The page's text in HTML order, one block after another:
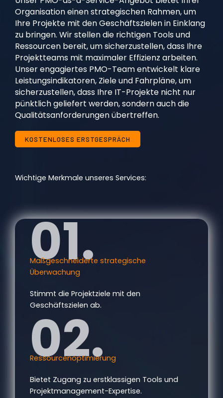
Organisation einen strategischen Rahmen, um
Ihre Projekte mit den Geschäftszielen in Einklang
zu bringen. Wir stellen die richtigen Tools und
Ressourcen bereit, um sicherzustellen, dass Ihre
Projektteams mit maximaler Effizienz arbeiten.
Unser engagiertes PMO-Team entwickelt klare
Leistungsindikatoren, Ziele und Fahrpläne, um
sicherzustellen, dass Ihre IT-Projekte nicht nur
pünktlich geliefert werden, sondern auch die
Qualitätsanforderungen übertreffen.
KOSTENLOSES ERSTGESPRÄCH
Wichtige Merkmale unseres Services:
01.
Maßgeschneiderte strategische
Überwachung
Stimmt die Projektziele mit den
Geschäftszielen ab.
02.
Ressourcenoptimierung
Bietet Zugang zu erstklassigen Tools und
Projektmanagement-Expertise.